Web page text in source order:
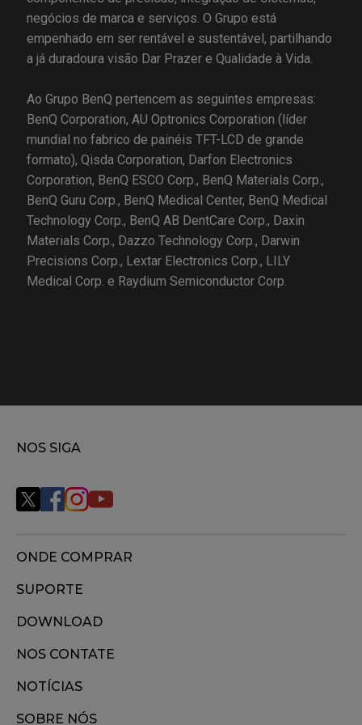
negócios de marca e serviços. O Grupo está
empenhado em ser rentável e sustentável, partilhando
a já duradoura visão Dar Prazer e Qualidade à Vida.
Ao Grupo BenQ pertencem as seguintes empresas:
BenQ Corporation, AU Optronics Corporation (líder
mundial no fabrico de painéis TFT-LCD de grande
formato), Qisda Corporation, Darfon Electronics
Corporation, BenQ ESCO Corp., BenQ Materials Corp.,
BenQ Guru Corp., BenQ Medical Center, BenQ Medical
Technology Corp., BenQ AB DentCare Corp., Daxin
Materials Corp., Dazzo Technology Corp., Darwin
Precisions Corp., Lextar Electronics Corp., LILY
Medical Corp. e Raydium Semiconductor Corp.
NOS SIGA
ONDE COMPRAR
SUPORTE
DOWNLOAD
NOS CONTATE
NOTÍCIAS
SOBRE NÓS